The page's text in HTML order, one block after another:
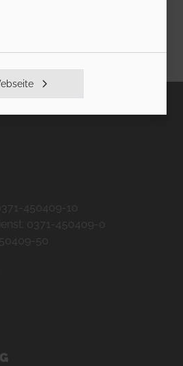
450409-10
0371-450409-0
50